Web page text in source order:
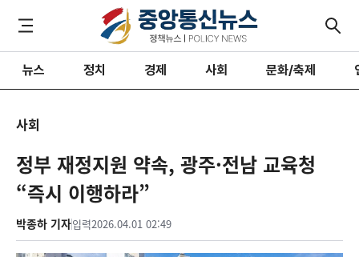
뉴스 정치 경제 사회 문화/축제
사회
정부 재정지원 약속, 광주·전남 교육청
“즉시 이행하라”
박종하 기자입력2026.04.01 02:49